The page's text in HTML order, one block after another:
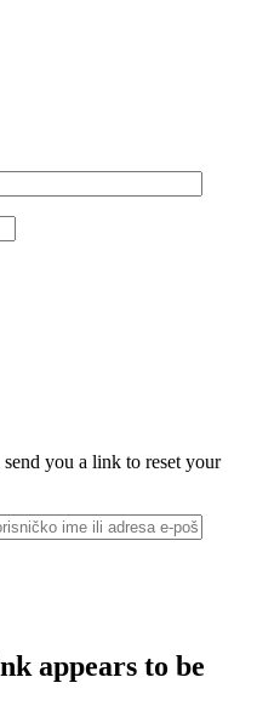
you a link to reset your
appears to be